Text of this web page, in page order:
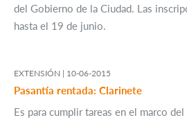
del Gobierno de la Ciudad. Las
hasta el 19 de junio.
EXTENSIÓN | 10-06-2015
Pasantía rentada: Clarinete
Es para cumplir tareas en el marco